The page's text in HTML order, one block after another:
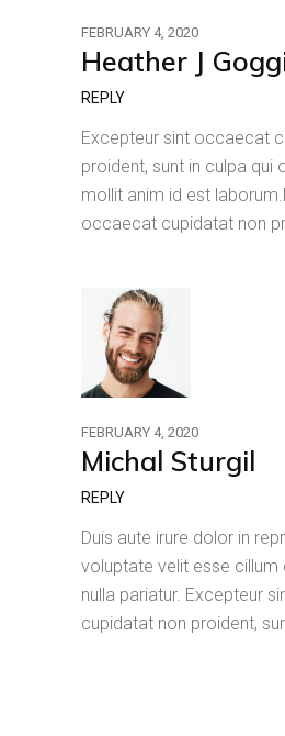
FEBRUARY 4, 2020
Heather J
REPLY
Excepteur sint occaecat
proident, sunt in culpa qui
mollit anim id est
occaecat cupidatat non
FEBRUARY 4, 2020
Michal Sturgil
REPLY
Duis aute irure dolor in
voluptate velit esse cillum
nulla pariatur. Excepteur
cupidatat non proident,